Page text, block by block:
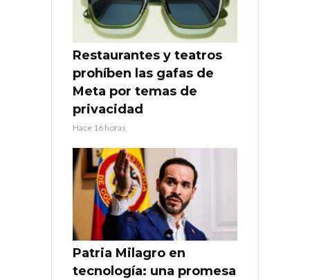
Restaurantes y teatros
prohíben las gafas de
Meta por temas de
privacidad
Hace 16 horas
Patria Milagro en
tecnología: una promesa